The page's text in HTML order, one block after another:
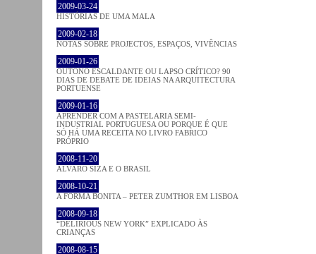
2009-03-24
HISTÓRIAS DE UMA MALA
2009-02-18
NOTAS SOBRE PROJECTOS, ESPAÇOS, VIVÊNCIAS
2009-01-26
OUTONO ESCALDANTE OU LAPSO CRÍTICO? 90
DIAS DE DEBATE DE IDEIAS NA ARQUITECTURA
PORTUENSE
2009-01-16
APRENDER COM A PASTELARIA SEMI-
INDUSTRIAL PORTUGUESA OU PORQUE É QUE
SÓ HÁ UMA RECEITA NO LIVRO FABRICO
PRÓPRIO
2008-11-20
ÁLVARO SIZA E O BRASIL
2008-10-21
A FORMA BONITA – PETER ZUMTHOR EM LISBOA
2008-09-18
“DELIRIOUS NEW YORK” EXPLICADO ÀS
CRIANÇAS
2008-08-15